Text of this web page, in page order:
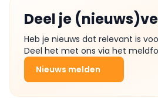
Deel je
Heb je nieuws dat relevant is
Deel het met ons via het
Nieuws melden